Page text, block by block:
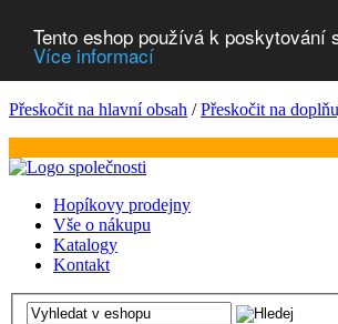
Tento eshop používá k
Více informací
Přeskočit na hlavní obsah /Přeskočit na
Hopíkovy prodejny
Vše o nákupu
Katalogy
Kontakt